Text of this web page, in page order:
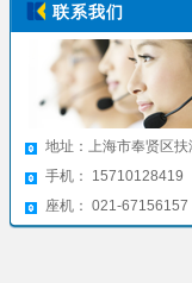
联系我们
地址：上海市奉贤区
手机： 15710128419
座机： 021-67156157